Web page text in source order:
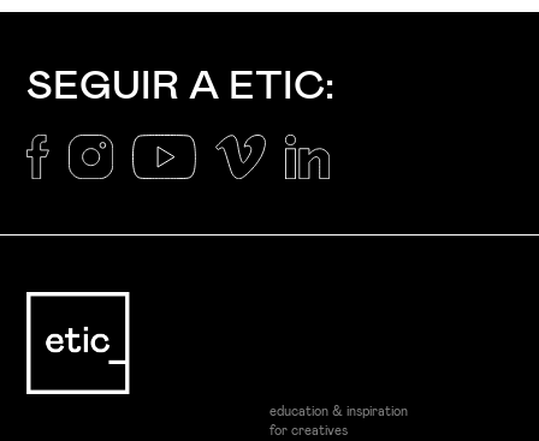
SEGUIR A ETIC:
education & inspiration
for creatives